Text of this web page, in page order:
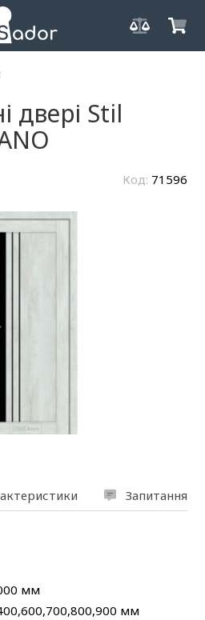
двері Stil
Код: 71596
Запитання
мм
мм